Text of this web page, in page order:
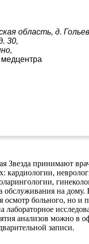
область, д.
30,
Звезда принимают
кардиологии,
обслуживания на дому.
осмотр больного, но и
лабораторное
анализов можно в
записи.